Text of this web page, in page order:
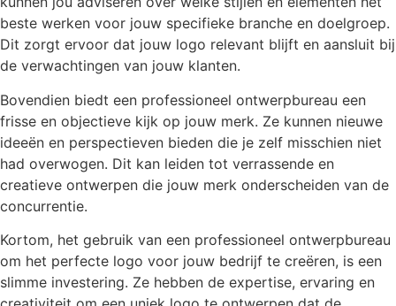
beste werken voor jouw specifieke branche en doelgroep.
Dit zorgt ervoor dat jouw logo relevant blijft en aansluit bij
de verwachtingen van jouw klanten.
Bovendien biedt een professioneel ontwerpbureau een
frisse en objectieve kijk op jouw merk. Ze kunnen nieuwe
ideeën en perspectieven bieden die je zelf misschien niet
had overwogen. Dit kan leiden tot verrassende en
creatieve ontwerpen die jouw merk onderscheiden van de
concurrentie.
Kortom, het gebruik van een professioneel ontwerpbureau
om het perfecte logo voor jouw bedrijf te creëren, is een
slimme investering. Ze hebben de expertise, ervaring en